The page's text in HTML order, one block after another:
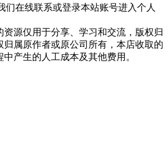
们在线联系或登录本站账号进入个人
资源仅用于分享、学习和交流，版权归
归属原作者或原公司所有，本店收取的
产生的人工成本及其他费用。